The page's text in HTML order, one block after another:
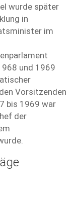
wurde später
in
im
und 1969
Vorsitzenden
bis 1969 war
der